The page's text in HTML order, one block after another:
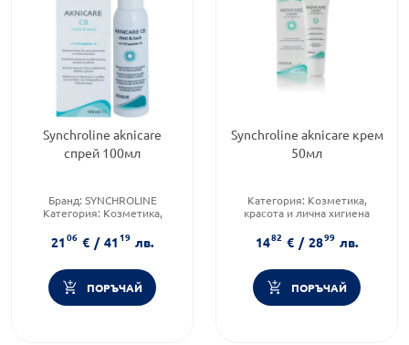
Synchroline aknicare
спрей 100мл
Бранд: SYNCHROLINE
Категория: Козметика,
Форма на продукта:спрей
2106 € / 4119 лв.
ПОРЪЧАЙ
Synchroline aknicare крем
50мл
Категория: Козметика,
красота и лична хигиена
Функционалност: Акне
1482 € / 2899 лв.
ПОРЪЧАЙ